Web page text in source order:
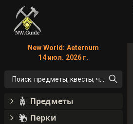
New World: Aeternum
14 июл. 2026 г.
Поиск: предметы, квесты, что угодно!
Предметы
Перки